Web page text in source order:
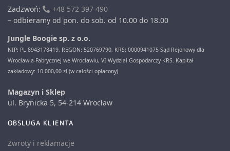
Zadzwoń:
+48 572 397 490
– odbieramy od pon. do sob. od 10.00 do 18.00
Jungle Boogie sp. z o.o.
NIP: PL 8943178419, REGON: 520769790, KRS: 0000941075 Sąd Rejonowy dla
Wrocławia-Fabrycznej we Wrocławiu, VI Wydział Gospodarczy KRS. Kapitał
zakładowy: 10 000,00 zł (w całości opłacony).
Magazyn i Sklep
ul. Brynicka 5, 54-214 Wrocław
OBSLUGA KLIENTA
Zwroty i reklamacje